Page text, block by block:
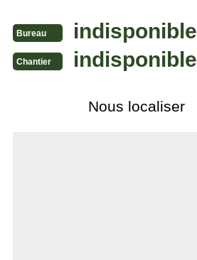
Bureau indisponible
Chantier indisponible
Nous localiser